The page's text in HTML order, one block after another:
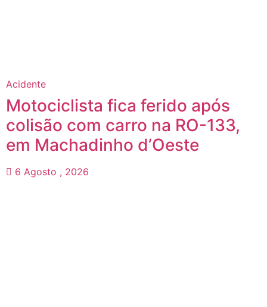
Acidente
Motociclista fica ferido após
colisão com carro na RO-133,
em Machadinho d’Oeste
6 Agosto , 2026